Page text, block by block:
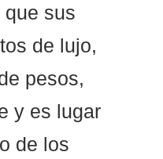
sus
de lujo,
pesos,
y es lugar
de los